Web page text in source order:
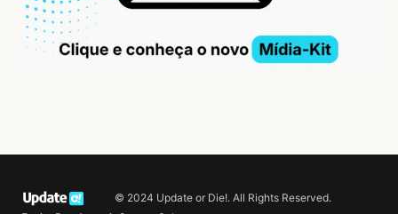
© 2024 Update or Die!. All Rights Reserved.